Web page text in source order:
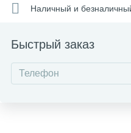
Наличный и
Быстрый заказ